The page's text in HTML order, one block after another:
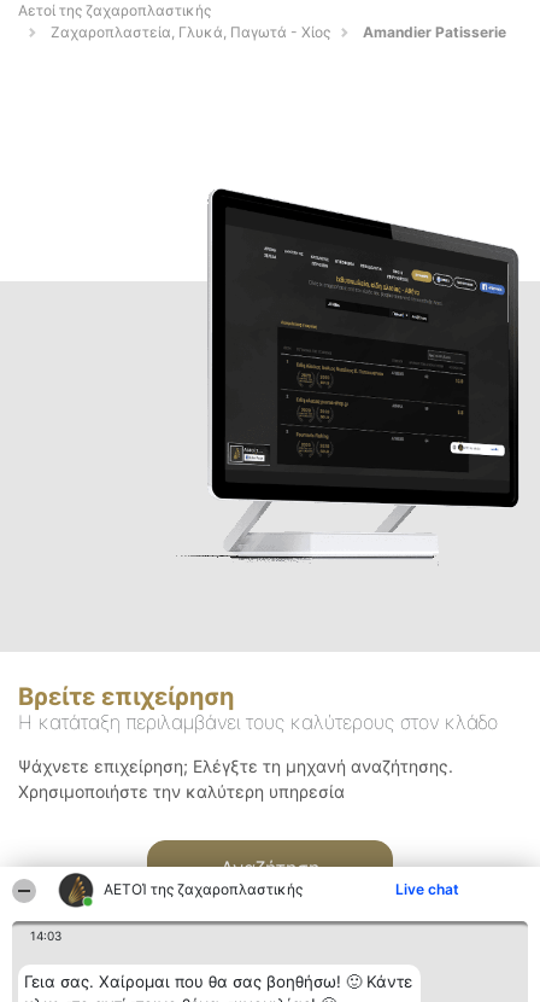
ΑΕΤΟΊ της ζαχαροπλαστικής Live chat
14:03
Γεια σας. Χαίρομαι που θα σας βοηθήσω! 🙂 Κάντε
Αετοί της ζαχαροπλαστικής
Ζαχαροπλαστεία, Γλυκά, Παγωτά - Χίος
Amandier Patisserie
Βρείτε επιχείρηση
Η κατάταξη περιλαμβάνει τους καλύτερους στον κλάδο
Ψάχνετε επιχείρηση; Ελέγξτε τη μηχανή αναζήτησης.
Χρησιμοποιήστε την καλύτερη υπηρεσία
Αναζήτηση